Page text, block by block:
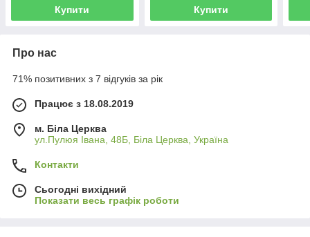
Купити Купити
Про нас
71% позитивних з 7 відгуків за рік
Працює з 18.08.2019
м. Біла Церква
ул.Пулюя Івана, 48Б, Біла Церква, Україна
Контакти
Сьогодні вихідний
Показати весь графік роботи